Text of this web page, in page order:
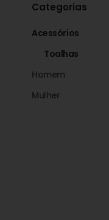
Categorias
Acessórios
Toalhas
Homem
Mulher